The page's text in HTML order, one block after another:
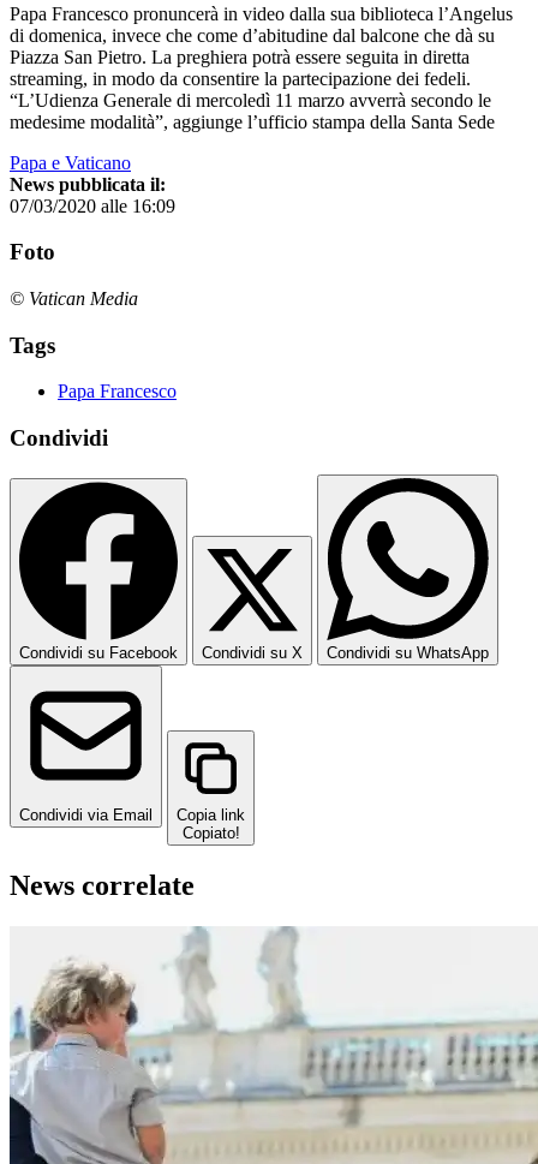
Papa Francesco pronuncerà in video dalla sua biblioteca l’Angelus
di domenica, invece che come d’abitudine dal balcone che dà su
Piazza San Pietro. La preghiera potrà essere seguita in diretta
streaming, in modo da consentire la partecipazione dei fedeli.
“L’Udienza Generale di mercoledì 11 marzo avverrà secondo le
medesime modalità”, aggiunge l’ufficio stampa della Santa Sede
Papa e Vaticano
News pubblicata il:
07/03/2020 alle 16:09
Foto
© Vatican Media
Tags
Papa Francesco
Condividi
Condividi su Facebook Condividi su X Condividi su WhatsApp
Condividi via Email
Copia link
Copiato!
News correlate